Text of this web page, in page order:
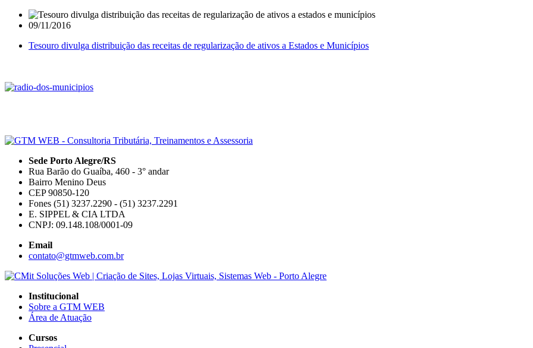
09/11/2016
Tesouro divulga distribuição das receitas de regularização de ativos a Estados e Municípios
Sede Porto Alegre/RS
Rua Barão do Guaíba, 460 - 3° andar
Bairro Menino Deus
CEP 90850-120
Fones (51) 3237.2290 - (51) 3237.2291
E. SIPPEL & CIA LTDA
CNPJ: 09.148.108/0001-09
Email
contato@gtmweb.com.br
Institucional
Sobre a GTM WEB
Área de Atuação
Cursos